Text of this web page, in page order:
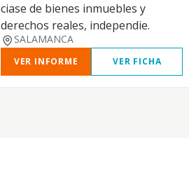
ciase de bienes inmuebles y
derechos reales, independie.
SALAMANCA
VER INFORME VER FICHA